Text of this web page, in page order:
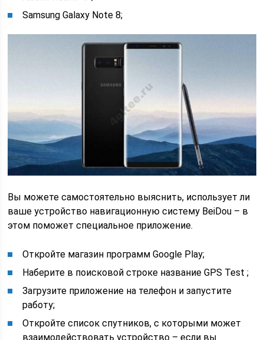
Samsung Galaxy Note 8;
Вы можете самостоятельно выяснить, использует ли
ваше устройство навигационную систему BeiDou – в
этом поможет специальное приложение.
Откройте магазин программ Google Play;
Наберите в поисковой строке название GPS Test ;
Загрузите приложение на телефон и запустите
работу;
Откройте список спутников, с которыми может
взаимодействовать устройство – если вы